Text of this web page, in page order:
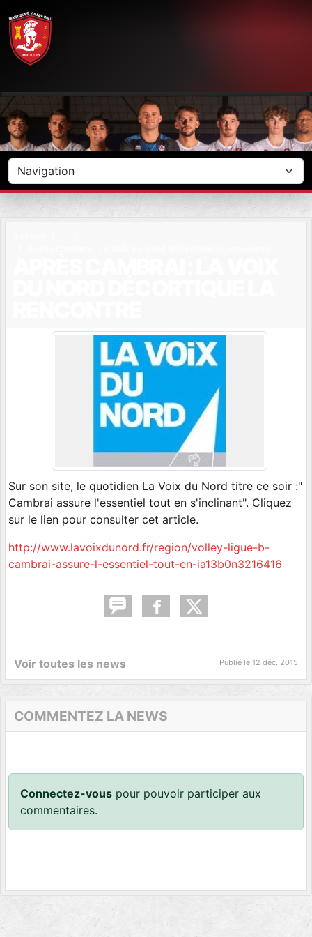
Sur son site, le quotidien La Voix du Nord titre ce soir :"
Cambrai assure l'essentiel tout en s'inclinant". Cliquez
sur le lien pour consulter cet article.
http://www.lavoixdunord.fr/region/volley-ligue-b-
cambrai-assure-l-essentiel-tout-en-ia13b0n3216416
Voir toutes les news Publié le 12 déc. 2015
COMMENTEZ LA NEWS
Connectez-vous pour pouvoir participer aux
commentaires.
Panneau de gestion des cookies